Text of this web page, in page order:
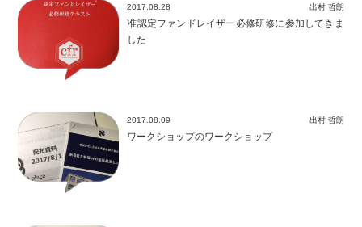
2017.08.28
准認定ファンドレイザー必修研修に参加してきま
した
出村 哲朗
2017.08.09
ワークショップのワークショップ
出村 哲朗